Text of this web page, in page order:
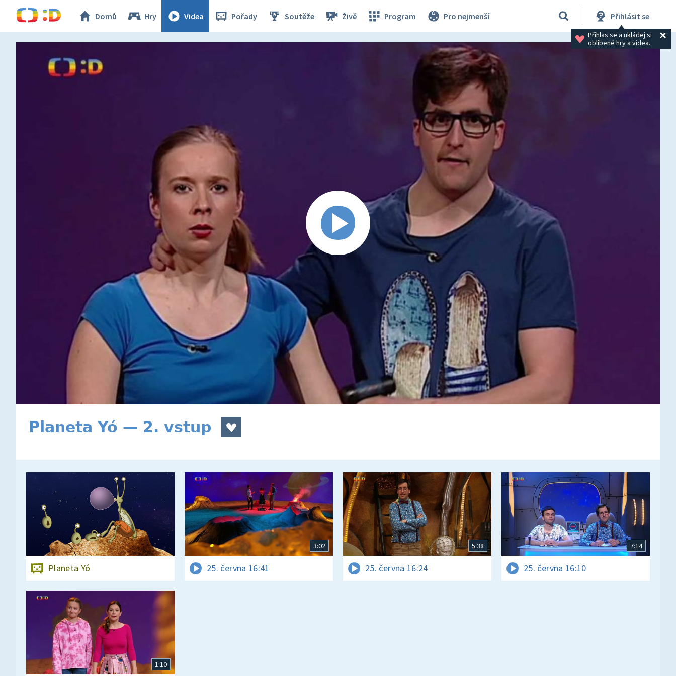
Domů Hry Videa Pořady Soutěže Živě Program Pro nejmenší Přihlásit se
Přihlas se a ukládej si
oblíbené hry a videa.
Planeta Yó — 2. vstup
Planeta Yó
3:02
25. června 16:41
5:38
25. června 16:24
7:14
25. června 16:10
1:10